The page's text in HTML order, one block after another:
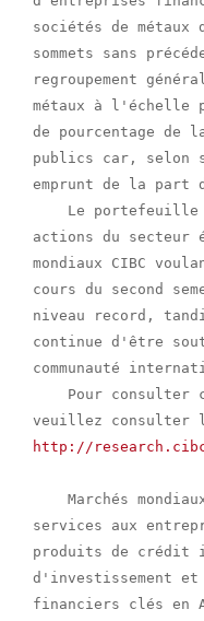
sociétés de
sommets sans
regroupement
métaux à l'échelle
de pourcentage de
publics car, selon
emprunt de la part
Le
actions du secteur
mondiaux CIBC
cours du second
niveau record,
continue d'être
communauté
Pour consulter
http://
Marchés
services aux
produits de crédit
d'investissement
financiers clés en